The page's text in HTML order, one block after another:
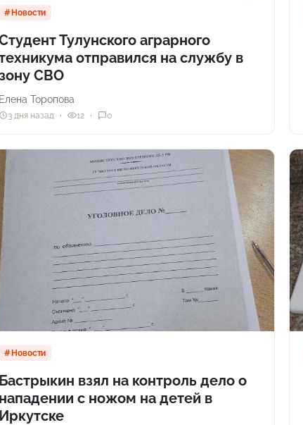
Новости
Тулунского аграрного
отправился на службу в
СВО
Елена Торопова
3 дня назад 12 0
Новости
Бастрыкин взял на контроль дело о
нападении с ножом на детей в
Иркутске